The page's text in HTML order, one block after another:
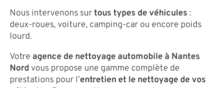
Nous intervenons surtous types de véhicules :
deux-roues, voiture, camping-car ou encore poids
lourd.
Votre agence de nettoyage automobile à Nantes
Nord vous propose une gamme complète de
prestations pour l’entretien et le nettoyage de vos